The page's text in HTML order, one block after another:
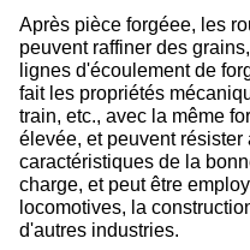
Après pièce forgéee, les
peuvent raffiner des
lignes d'écoulement de
fait les propriétés
train, etc., avec la même
élevée, et peuvent
caractéristiques de la
charge, et peut être
locomotives, la
d'autres industries.